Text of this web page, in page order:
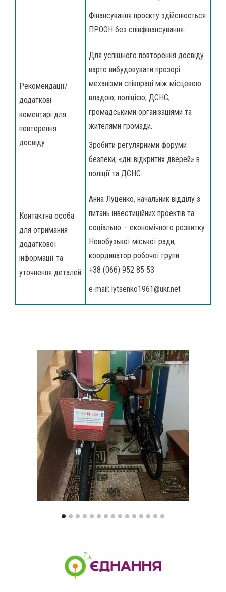
Фінансування проєкту здійснюється
ПРООН без співфінансування.
Рекомендації/
додаткові
коментарі для
повторення
досвіду
Для успішного повторення досвіду
варто вибудовувати прозорі
механізми співпраці між місцевою
владою, поліцією, ДСНС,
громадськими організаціями та
жителями громади.
Зробити регулярними форуми
безпеки, «дні відкритих дверей» в
поліції та ДСНС.
Контактна особа
для отримання
додаткової
інформації та
уточнення деталей
Анна Луценко, начальник відділу з
питань інвестиційних проектів та
соціально – економічного розвитку
Новобузької міської ради,
координатор робочої групи.
+38 (066) 952 85 53
e-mail: lytsenko1961@ukr.net